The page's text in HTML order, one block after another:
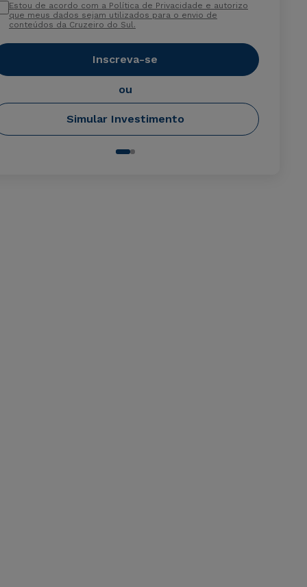
Estou de acordo com a Política de Privacidade e autorizo
que meus dados sejam utilizados para o envio de
conteúdos da Cruzeiro do Sul.
Inscreva-se
ou
Simular Investimento